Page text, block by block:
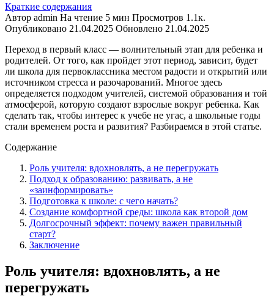
Краткие содержания
Автор admin На чтение 5 мин Просмотров 1.1к.
Опубликовано 21.04.2025 Обновлено 21.04.2025
Переход в первый класс — волнительный этап для ребенка и
родителей. От того, как пройдет этот период, зависит, будет
ли школа для первоклассника местом радости и открытий или
источником стресса и разочарований. Многое здесь
определяется подходом учителей, системой образования и той
атмосферой, которую создают взрослые вокруг ребенка. Как
сделать так, чтобы интерес к учебе не угас, а школьные годы
стали временем роста и развития? Разбираемся в этой статье.
Содержание
Роль учителя: вдохновлять, а не перегружать
Подход к образованию: развивать, а не
«заинформировать»
Подготовка к школе: с чего начать?
Создание комфортной среды: школа как второй дом
Долгосрочный эффект: почему важен правильный
старт?
Заключение
Роль учителя: вдохновлять, а не
перегружать